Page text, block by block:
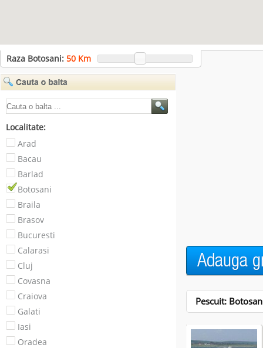
Raza Botosani: 50 Km
Localitate:
Arad
Bacau
Barlad
Botosani
Braila
Brasov
Bucuresti
Calarasi
Cluj
Covasna
Craiova
Galati
Iasi
Oradea
Pescuit: